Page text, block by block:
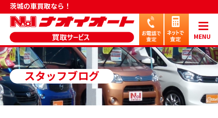
茨城の車買取なら！
MENU
スタッフブログ